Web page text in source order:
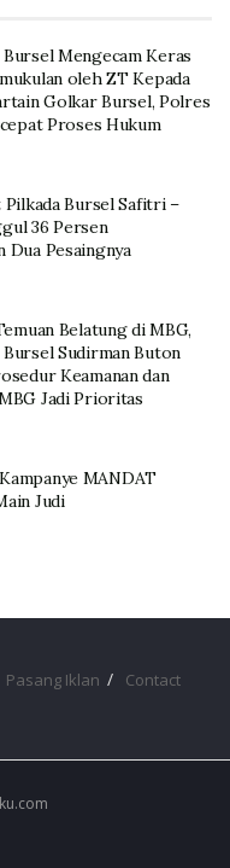
Mengecam Keras
oleh ZT Kepada
Golkar Bursel, Polres
Proses Hukum
Bursel Safitri –
36 Persen
Dua Pesaingnya
Belatung di MBG,
Bursel Sudirman Buton
Keamanan dan
Jadi Prioritas
MANDAT
Judi
Pasang Iklan Contact